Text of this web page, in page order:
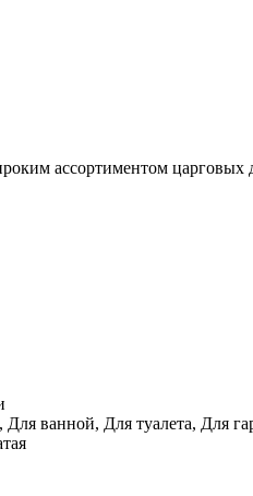
ассортиментом
ванной, Для туалета, Для